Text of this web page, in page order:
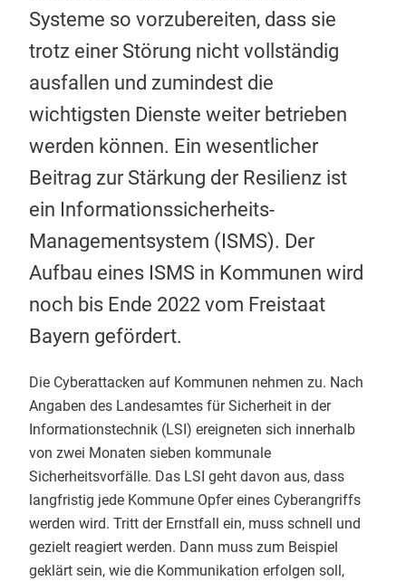
Systeme so vorzubereiten, dass sie
trotz einer Störung nicht vollständig
ausfallen und zumindest die
wichtigsten Dienste weiter betrieben
werden können. Ein wesentlicher
Beitrag zur Stärkung der Resilienz ist
ein Informationssicherheits-
Managementsystem (ISMS). Der
Aufbau eines ISMS in Kommunen wird
noch bis Ende 2022 vom Freistaat
Bayern gefördert.
Die Cyberattacken auf Kommunen nehmen zu. Nach
Angaben des Landesamtes für Sicherheit in der
Informationstechnik (LSI) ereigneten sich innerhalb
von zwei Monaten sieben kommunale
Sicherheitsvorfälle. Das LSI geht davon aus, dass
langfristig jede Kommune Opfer eines Cyberangriffs
werden wird. Tritt der Ernstfall ein, muss schnell und
gezielt reagiert werden. Dann muss zum Beispiel
geklärt sein, wie die Kommunikation erfolgen soll,